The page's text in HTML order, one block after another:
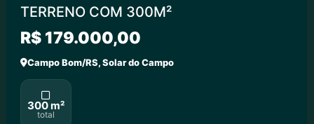
TERRENO COM 300M²
R$ 179.000,00
Campo Bom/RS, Solar do Campo
300 m²
total